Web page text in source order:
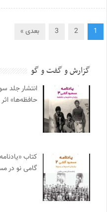
1
2
3 بعدی »
گزارش و گفت و گو
حافظه‌ها»
گامی نو در